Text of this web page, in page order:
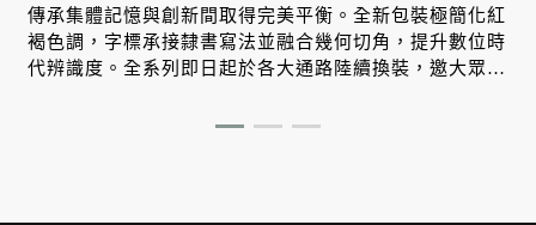
傳承集體記憶與創新間取得完美平衡。全新包裝極簡化紅
褐色調，字標承接隸書寫法並融合幾何切角，提升數位時
代辨識度。全系列即日起於各大通路陸續換裝，邀大眾感